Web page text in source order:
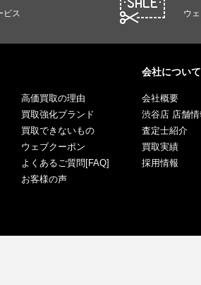
ビス ウ
高価買取の理由
買取強化ブランド
買取できないもの
ウェブクーポン
よくあるご質問[FAQ]
お客様の声
会社について
会社概要
渋谷店 店舗情
査定士紹介
買取実績
採用情報